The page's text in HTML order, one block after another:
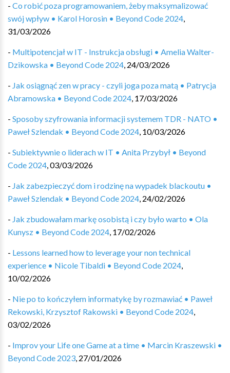
- Co robić poza programowaniem, żeby maksymalizować
swój wpływ • Karol Horosin • Beyond Code 2024,
31/03/2026
- Multipotencjał w IT - Instrukcja obsługi • Amelia Walter-
Dzikowska • Beyond Code 2024, 24/03/2026
- Jak osiągnąć zen w pracy - czyli joga poza matą • Patrycja
Abramowska • Beyond Code 2024, 17/03/2026
- Sposoby szyfrowania informacji systemem TDR - NATO •
Paweł Szlendak • Beyond Code 2024, 10/03/2026
- Subiektywnie o liderach w IT • Anita Przybył • Beyond
Code 2024,03/03/2026
- Jak zabezpieczyć dom i rodzinę na wypadek blackoutu •
Paweł Szlendak • Beyond Code 2024, 24/02/2026
- Jak zbudowałam markę osobistą i czy było warto • Ola
Kunysz • Beyond Code 2024, 17/02/2026
- Lessons learned how to leverage your non technical
experience • Nicole Tibaldi • Beyond Code 2024,
10/02/2026
- Nie po to kończyłem informatykę by rozmawiać • Paweł
Rekowski, Krzysztof Rakowski • Beyond Code 2024,
03/02/2026
- Improv your Life one Game at a time • Marcin Kraszewski •
Beyond Code 2023, 27/01/2026